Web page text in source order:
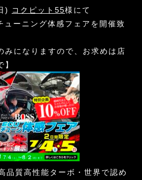
) コクピット55様にて
ューニング体感フェアを開催致
みになりますので、お求めは店
質高性能ターボ・世界で認め